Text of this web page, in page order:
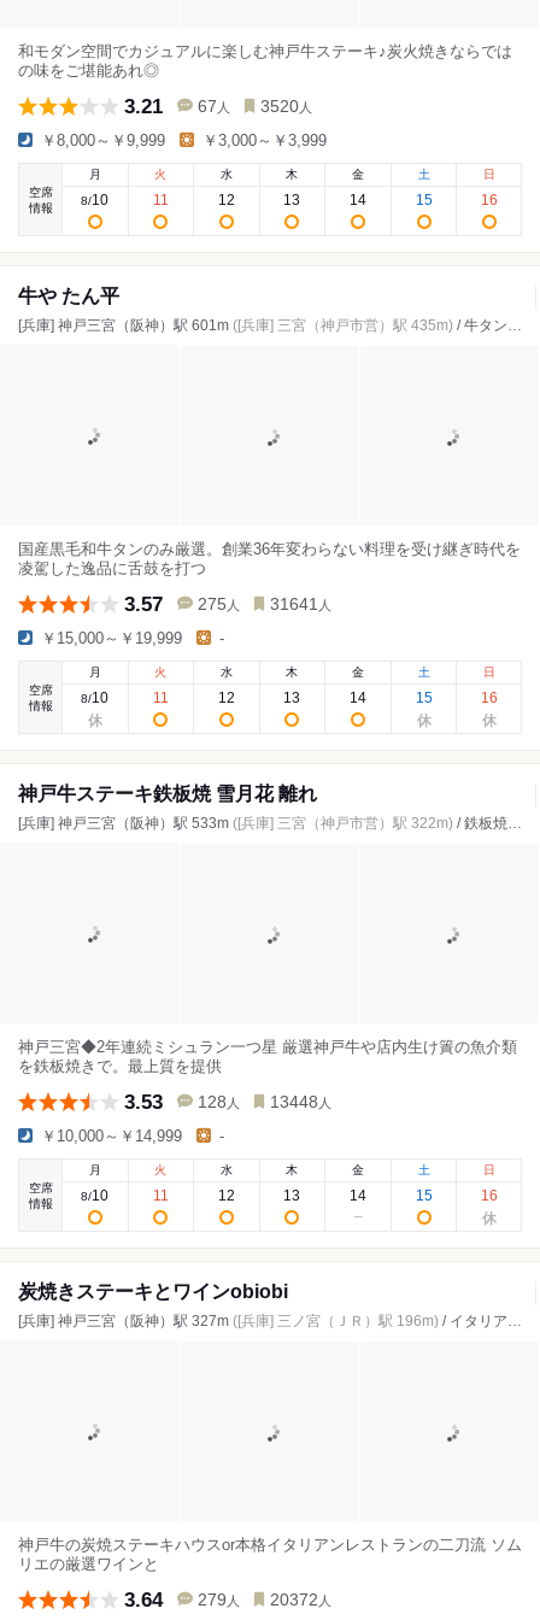
和モダン空間でカジュアルに楽しむ神戸牛ステーキ♪炭火焼きならでは
の味をご堪能あれ◎
3.21 67 人 3520 人
￥8,000～￥9,999 ￥3,000～￥3,999
空席
情報
月
8/10
火
11
水
12
木
13
金
14
土
15
日
16
牛や たん平
[兵庫] 神戸三宮（阪神）駅 601m ([兵庫] 三宮（神戸市営）駅 435m) / 牛タン、焼肉
国産黒毛和牛タンのみ厳選。創業36年変わらない料理を受け継ぎ時代を
凌駕した逸品に舌鼓を打つ
3.57 275 人 31641 人
￥15,000～￥19,999 -
空席
情報
月
8/10
火
11
水
12
木
13
金
14
土
15
日
16
神戸牛ステーキ鉄板焼 雪月花 離れ
[兵庫] 神戸三宮（阪神）駅 533m ([兵庫] 三宮（神戸市営）駅 322m) / 鉄板焼き、ステーキ、レストラン
神戸三宮◆2年連続ミシュラン一つ星 厳選神戸牛や店内生け簀の魚介類
を鉄板焼きで。最上質を提供
3.53 128 人 13448 人
￥10,000～￥14,999 -
空席
情報
月
8/10
火
11
水
12
木
13
金
14
土
15
日
16
炭焼きステーキとワインobiobi
[兵庫] 神戸三宮（阪神）駅 327m ([兵庫] 三ノ宮（ＪＲ）駅 196m) / イタリアン、ステーキ、ワインバー
神戸牛の炭焼ステーキハウスor本格イタリアンレストランの二刀流 ソム
リエの厳選ワインと
3.64 279 人 20372 人